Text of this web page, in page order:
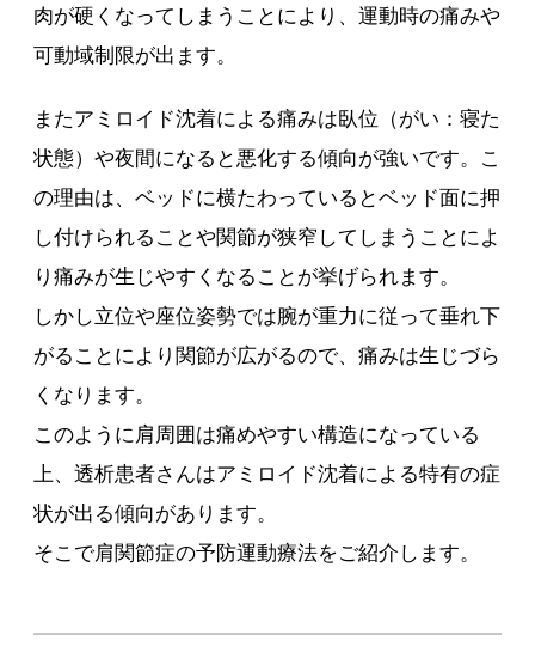
肉が硬くなってしまうことにより、運動時の痛みや
可動域制限が出ます。
またアミロイド沈着による痛みは臥位（がい：寝た
状態）や夜間になると悪化する傾向が強いです。こ
の理由は、ベッドに横たわっているとベッド面に押
し付けられることや関節が狭窄してしまうことによ
り痛みが生じやすくなることが挙げられます。
しかし立位や座位姿勢では腕が重力に従って垂れ下
がることにより関節が広がるので、痛みは生じづら
くなります。
このように肩周囲は痛めやすい構造になっている
上、透析患者さんはアミロイド沈着による特有の症
状が出る傾向があります。
そこで肩関節症の予防運動療法をご紹介します。